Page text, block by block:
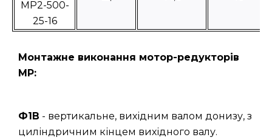
МР2-500-
25-16
Монтажне виконання мотор-редукторів
МР:
Ф1В - вертикальне, вихідним валом донизу, з
циліндричним кінцем вихідного валу.